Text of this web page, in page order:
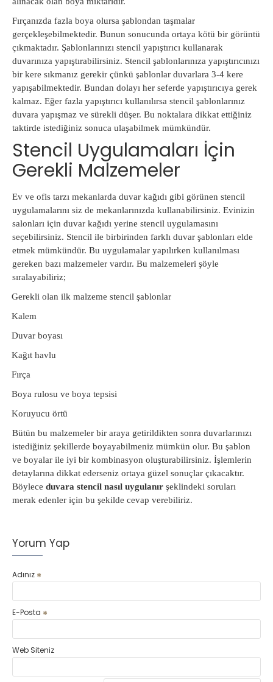
Fırçanızda fazla boya olursa şablondan taşmalar
gerçekleşebilmektedir. Bunun sonucunda ortaya kötü bir görüntü
çıkmaktadır. Şablonlarınızı stencil yapıştırıcı kullanarak
duvarınıza yapıştırabilirsiniz. Stencil şablonlarınıza yapıştırıcınızı
bir kere sıkmanız gerekir çünkü şablonlar duvarlara 3-4 kere
yapışabilmektedir. Bundan dolayı her seferde yapıştırıcıya gerek
kalmaz. Eğer fazla yapıştırıcı kullanılırsa stencil şablonlarınız
duvara yapışmaz ve sürekli düşer. Bu noktalara dikkat ettiğiniz
taktirde istediğiniz sonuca ulaşabilmek mümkündür.
Stencil Uygulamaları İçin
Gerekli Malzemeler
Ev ve ofis tarzı mekanlarda duvar kağıdı gibi görünen stencil
uygulamalarını siz de mekanlarınızda kullanabilirsiniz. Evinizin
salonları için duvar kağıdı yerine stencil uygulamasını
seçebilirsiniz. Stencil ile birbirinden farklı duvar şablonları elde
etmek mümkündür. Bu uygulamalar yapılırken kullanılması
gereken bazı malzemeler vardır. Bu malzemeleri şöyle
sıralayabiliriz;
Gerekli olan ilk malzeme stencil şablonlar
Kalem
Duvar boyası
Kağıt havlu
Fırça
Boya rulosu ve boya tepsisi
Koruyucu örtü
Bütün bu malzemeler bir araya getirildikten sonra duvarlarınızı
istediğiniz şekillerde boyayabilmeniz mümkün olur. Bu şablon
ve boyalar ile iyi bir kombinasyon oluşturabilirsiniz. İşlemlerin
detaylarına dikkat ederseniz ortaya güzel sonuçlar çıkacaktır.
Böylece duvara stencil nasıl uygulanır şeklindeki soruları
merak edenler için bu şekilde cevap verebiliriz.
Yorum Yap
Adınız
E-Posta
Web Siteniz